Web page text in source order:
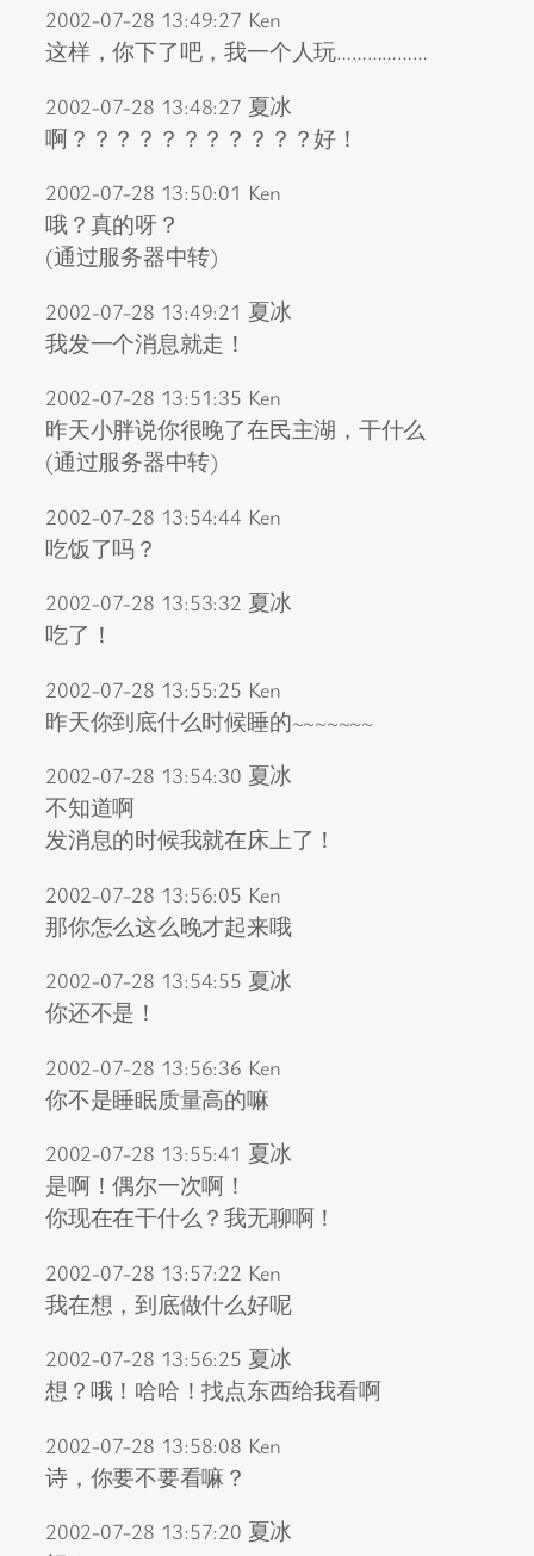
2002-07-28 13:49:27 Ken
这样，你下了吧，我一个人玩………………
2002-07-28 13:48:27 夏冰
啊？？？？？？？？？？？好！
2002-07-28 13:50:01 Ken
哦？真的呀？
(通过服务器中转)
2002-07-28 13:49:21 夏冰
我发一个消息就走！
2002-07-28 13:51:35 Ken
昨天小胖说你很晚了在民主湖，干什么
(通过服务器中转)
2002-07-28 13:54:44 Ken
吃饭了吗？
2002-07-28 13:53:32 夏冰
吃了！
2002-07-28 13:55:25 Ken
昨天你到底什么时候睡的~~~~~~~
2002-07-28 13:54:30 夏冰
不知道啊
发消息的时候我就在床上了！
2002-07-28 13:56:05 Ken
那你怎么这么晚才起来哦
2002-07-28 13:54:55 夏冰
你还不是！
2002-07-28 13:56:36 Ken
你不是睡眠质量高的嘛
2002-07-28 13:55:41 夏冰
是啊！偶尔一次啊！
你现在在干什么？我无聊啊！
2002-07-28 13:57:22 Ken
我在想，到底做什么好呢
2002-07-28 13:56:25 夏冰
想？哦！哈哈！找点东西给我看啊
2002-07-28 13:58:08 Ken
诗，你要不要看嘛？
2002-07-28 13:57:20 夏冰